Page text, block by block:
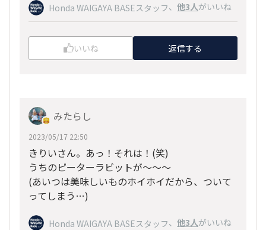
Honda WAIGAYA BASEスタッフ、 他3人がいいね
いいね 返信する
みたらし
2023/05/17 22:50
きりいさん。あっ！それは！(笑)
うちのピーターラビットが～～～
(あいつは美味しいものホイホイだから、ついて
ってしまう…)
Honda WAIGAYA BASEスタッフ、 他3人がいいね